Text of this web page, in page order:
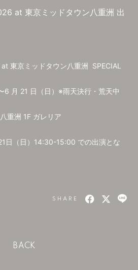
at 東京ミッドタウン⼋重洲 出
東京ミッドタウン⼋重洲 SPECIAL
6 ⽉ 21 ⽇（⽇）※⾬天決⾏・荒天中
重洲 1F ガレリア
⽇（⽇）14:30-15:00 での出演とな
SHARE
BACK